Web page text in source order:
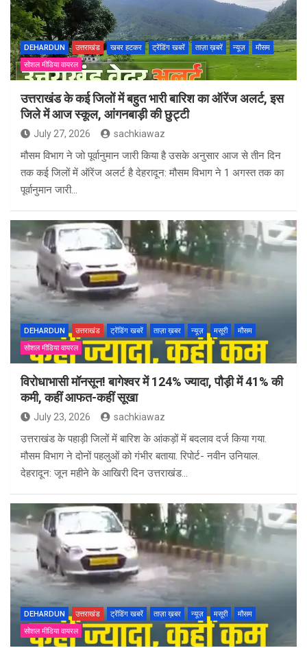
DEHARDUN उत्तराखंड खबर हटकर ट्रेंडिंग खबरें ताज़ा ख़बरें न्यूज़
मौसम
सोशल मीडिया वायरल
उत्तराखंड के कई जिलों में बहुत भारी बारिश का ऑरेंज अलर्ट, इस
जिले में आज स्कूल, आंगनबाड़ी की छुट्टी
July 27, 2026 sachkiawaz
मौसम विभाग ने जो पूर्वानुमान जारी किया है उसके अनुसार आज से तीन दिन
तक कई जिलों में ऑरेंज अलर्ट है देहरादून: मौसम विभाग ने 1 अगस्त तक का
पूर्वानुमान जारी…
DEHARDUN उत्तराखंड ट्रेंडिंग खबरें ताज़ा ख़बर न्यूज़ मसूरी
मौसम
सोशल मीडिया वायरल
विरोधाभासी मॉनसून! बागेश्वर में 124% ज्यादा, पौड़ी में 41% की
कमी, कहीं आफत-कहीं सूखा
July 23, 2026 sachkiawaz
उत्तराखंड के पहाड़ी जिलों में बारिश के आंकड़ों में बदलाव दर्ज किया गया.
मौसम विभाग ने दोनों पहलुओं को गंभीर बताया. रिपोर्ट- नवीन उनियाल.
देहरादून: जून महीने के आखिरी दिन उत्तराखंड…
DEHARDUN उत्तराखंड ट्रेंडिंग खबरें ताज़ा ख़बर न्यूज़ मसूरी
मौसम
सोशल मीडिया वायरल